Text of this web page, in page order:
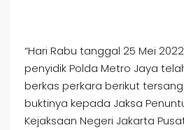
“Hari Rabu tanggal 25 Mei 2022
penyidik Polda Metro Jaya
berkas perkara berikut
buktinya kepada Jaksa
Kejaksaan Negeri Jakarta